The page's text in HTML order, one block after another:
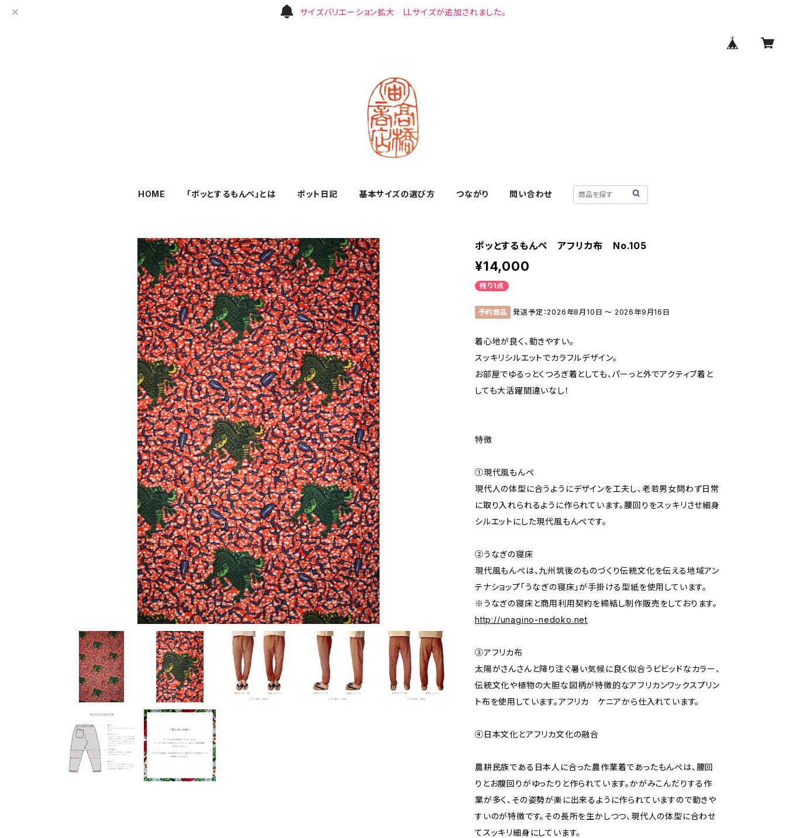
サイズバリエーション拡大 LLサイズが追加されました。
HOME 「ポッとするもんぺ」とは ポット日記 基本サイズの選び方 つながり 問い合わせ
ポッとするもんぺ アフリカ布 No.105
¥14,000
残り1点
予約商品 発送予定：2026年8月10日 〜 2026年9月16日
着心地が良く、動きやすい。
スッキリシルエットでカラフルデザイン。
お部屋でゆるっとくつろぎ着としても、パーっと外でアクティブ着と
しても大活躍間違いなし！
特徴
①現代風もんぺ
現代人の体型に合うようにデザインを工夫し、老若男女問わず日常
に取り入れられるように作られています。腰回りをスッキリさせ細身
シルエットにした現代風もんぺです。
②うなぎの寝床
現代風もんぺは、九州筑後のものづくり伝統文化を伝える地域アン
テナショップ「うなぎの寝床」が手掛ける型紙を使用しています。
※うなぎの寝床と商用利用契約を締結し制作販売をしております。
http://unagino-nedoko.net
③アフリカ布
太陽がさんさんと降り注ぐ暑い気候に良く似合うビビッドなカラー、
伝統文化や植物の大胆な図柄が特徴的なアフリカンワックスプリン
ト布を使用しています。アフリカ ケニアから仕入れています。
④日本文化とアフリカ文化の融合
農耕民族である日本人に合った農作業着であったもんぺは、腰回
りとお腹回りがゆったりと作られています。かがみこんだりする作
業が多く、その姿勢が楽に出来るように作られていますので動きや
すいのが特徴です。その長所を生かしつつ、現代人の体型に合わせ
てスッキリ細身にしています。